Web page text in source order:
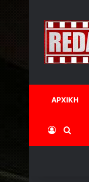
ΑΡΧΙΚΗ
Log In